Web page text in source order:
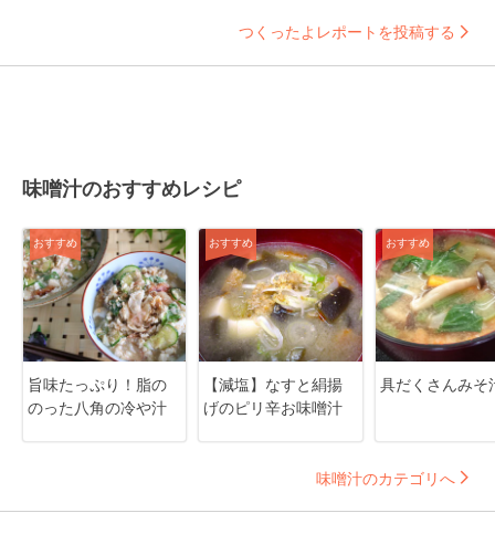
つくったよレポートを投稿する
味噌汁のおすすめレシピ
おすすめ
旨味たっぷり！脂の
のった八角の冷や汁
おすすめ
【減塩】なすと絹揚
げのピリ辛お味噌汁
おすすめ
具だくさんみそ
味噌汁のカテゴリへ